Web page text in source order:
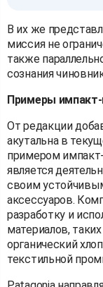
В их же
миссия не
также
сознания
Примеры импакт-
От редакции
акутальна в
примером
является
своим
аксессуаров.
разработку и
материалов,
органический
текстильной